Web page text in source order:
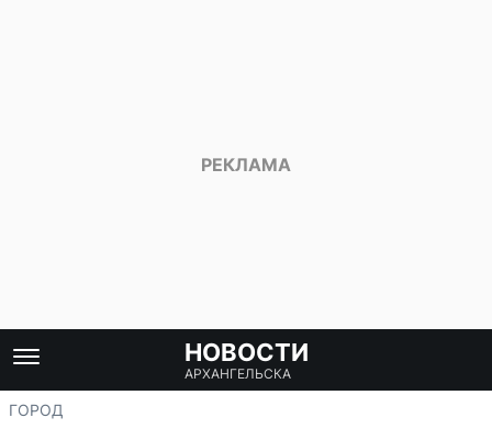
НОВОСТИ
АРХАНГЕЛЬСКА
ГОРОД